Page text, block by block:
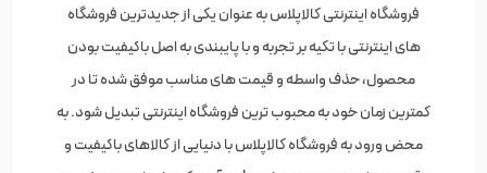
فروشگاه اینترنتی کالاپلاس به عنوان یکی از جدیدترین فروشگاه
های اینترنتی با تکیه بر تجربه و با پایبندی به اصل باکیفیت بودن
محصول، حذف واسطه و قیمت های مناسب موفق شده تا در
کمترین زمان خود به محبوب ترین فروشگاه اینترنتی تبدیل شود. به
محض ورود به فروشگاه کالاپلاس با دنیایی از کالاهای باکیفیت و